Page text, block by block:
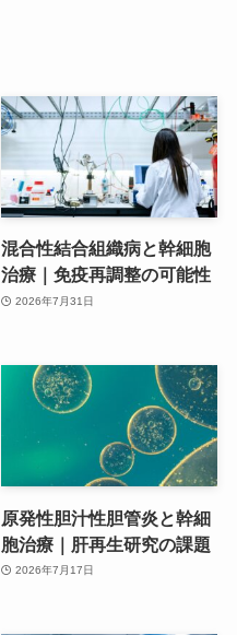
混合性結合組織病と幹細胞
治療｜免疫再調整の可能性
2026年7月31日
原発性胆汁性胆管炎と幹細
胞治療｜肝再生研究の課題
2026年7月17日